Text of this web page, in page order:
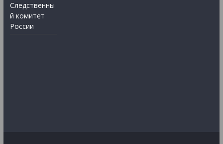
Следственны
й комитет
России